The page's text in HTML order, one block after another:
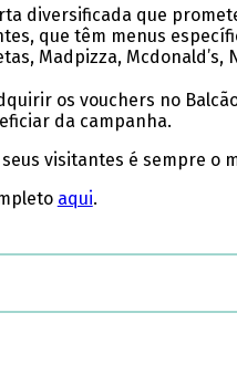
diversificada que
que têm menus
Madpizza,
os vouchers no
da campanha.
visitantes é sempre o
aqui.